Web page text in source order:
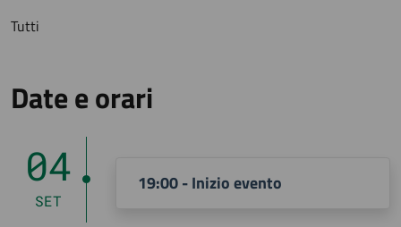
Tutti
Date e orari
04
SET
19:00 - Inizio evento